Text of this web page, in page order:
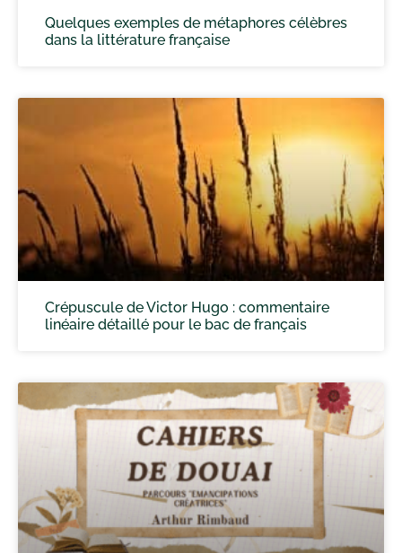
Quelques exemples de métaphores célèbres
dans la littérature française
Crépuscule de Victor Hugo : commentaire
linéaire détaillé pour le bac de français